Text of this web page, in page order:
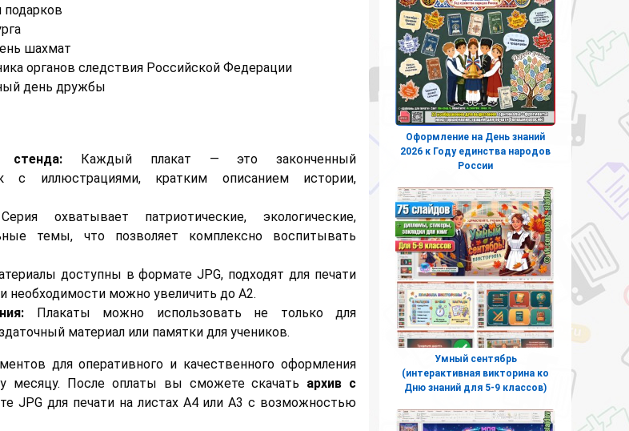
шахмат
органов следствия Российской Федерации
день дружбы
стенда: Каждый плакат — это законченный
с иллюстрациями, кратким описанием истории,
охватывает патриотические, экологические,
темы, что позволяет комплексно воспитывать
доступны в формате JPG, подходят для печати
необходимости можно увеличить до А2.
Плакаты можно использовать не только для
материал или памятки для учеников.
для оперативного и качественного оформления
месяцу. После оплаты вы сможете скачать архив с
JPG для печати на листах A4 или A3 с возможностью
Оформление на День знаний
2026 к Году единства народов
России
Умный сентябрь
(интерактивная викторина ко
Дню знаний для 5-9 классов)